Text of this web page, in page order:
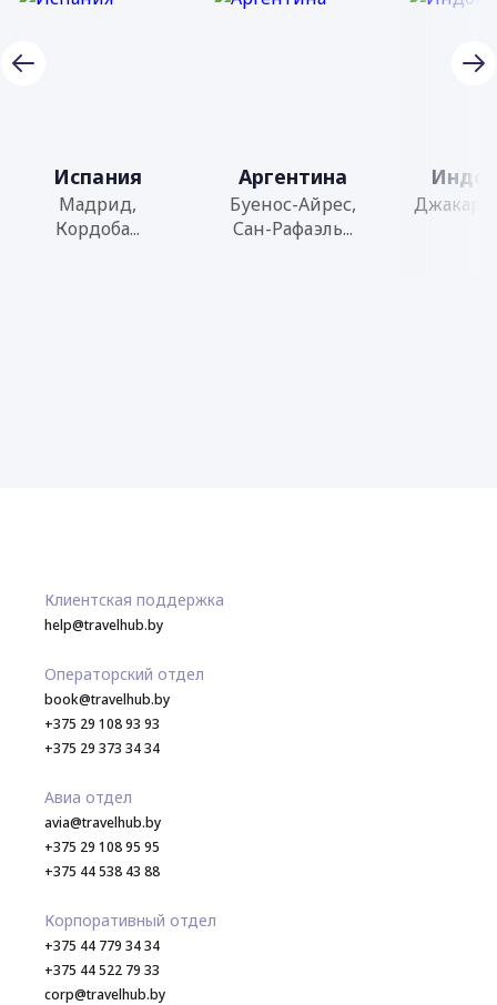
Испания
Мадрид,
Кордоба...
Аргентина
Буенос-Айрес,
Сан-Рафаэль...
Клиентская поддержка
help@travelhub.by
Операторский отдел
book@travelhub.by
+375 29 108 93 93
+375 29 373 34 34
Авиа отдел
avia@travelhub.by
+375 29 108 95 95
+375 44 538 43 88
Корпоративный отдел
+375 44 779 34 34
+375 44 522 79 33
corp@travelhub.by